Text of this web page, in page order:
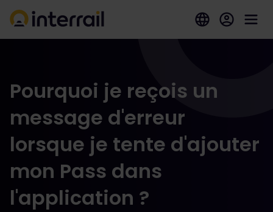
Pourquoi je reçois un
message d'erreur
lorsque je tente d'ajouter
mon Pass dans
l'application ?